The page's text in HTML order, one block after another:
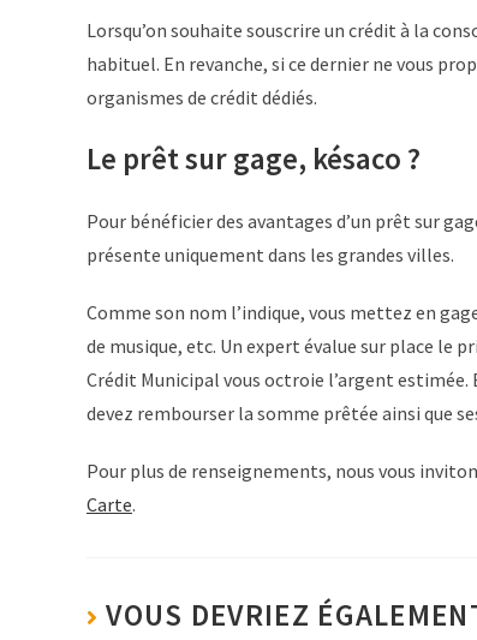
Lorsqu’on souhaite souscrire un crédit à la
habituel. En revanche, si ce dernier ne vous
organismes de crédit dédiés.
Le prêt sur gage, késaco ?
Pour bénéficier des avantages d’un prêt sur
présente uniquement dans les grandes villes.
Comme son nom l’indique, vous mettez en
de musique, etc. Un expert évalue sur place le
Crédit Municipal vous octroie l’argent
devez rembourser la somme prêtée ainsi que
Pour plus de renseignements, nous vous
Carte.
VOUS DEVRIEZ